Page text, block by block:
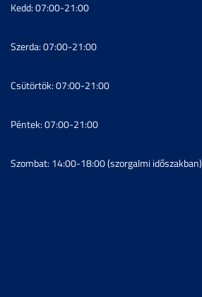
Kedd: 07:00-21:00
Szerda: 07:00-21:00
Csütörtök: 07:00-21:00
Péntek: 07:00-21:00
Szombat: 14:00-18:00 (szorgalmi időszakban)